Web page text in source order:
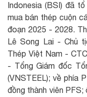
Indonesia (BSI) đã
mua bán thép cuộn
đoạn 2025 - 2028.
Lê Song Lai - Chủ
Thép Việt Nam -
- Tổng Giám đốc
(VNSTEEL); về phía
đồng thành viên